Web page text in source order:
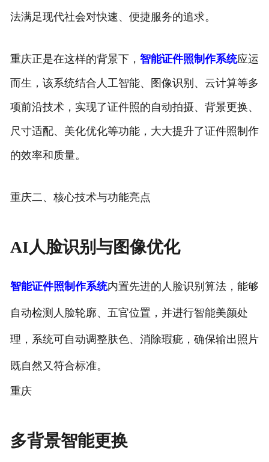
法满足现代社会对快速、便捷服务的追求。
重庆正是在这样的背景下， 智能证件照制作系统应运
而生，该系统结合人工智能、图像识别、云计算等多
项前沿技术，实现了证件照的自动拍摄、背景更换、
尺寸适配、美化优化等功能，大大提升了证件照制作
的效率和质量。
重庆二、核心技术与功能亮点
AI人脸识别与图像优化
智能证件照制作系统内置先进的人脸识别算法，能够
自动检测人脸轮廓、五官位置，并进行智能美颜处
理，系统可自动调整肤色、消除瑕疵，确保输出照片
既自然又符合标准。
重庆
多背景智能更换